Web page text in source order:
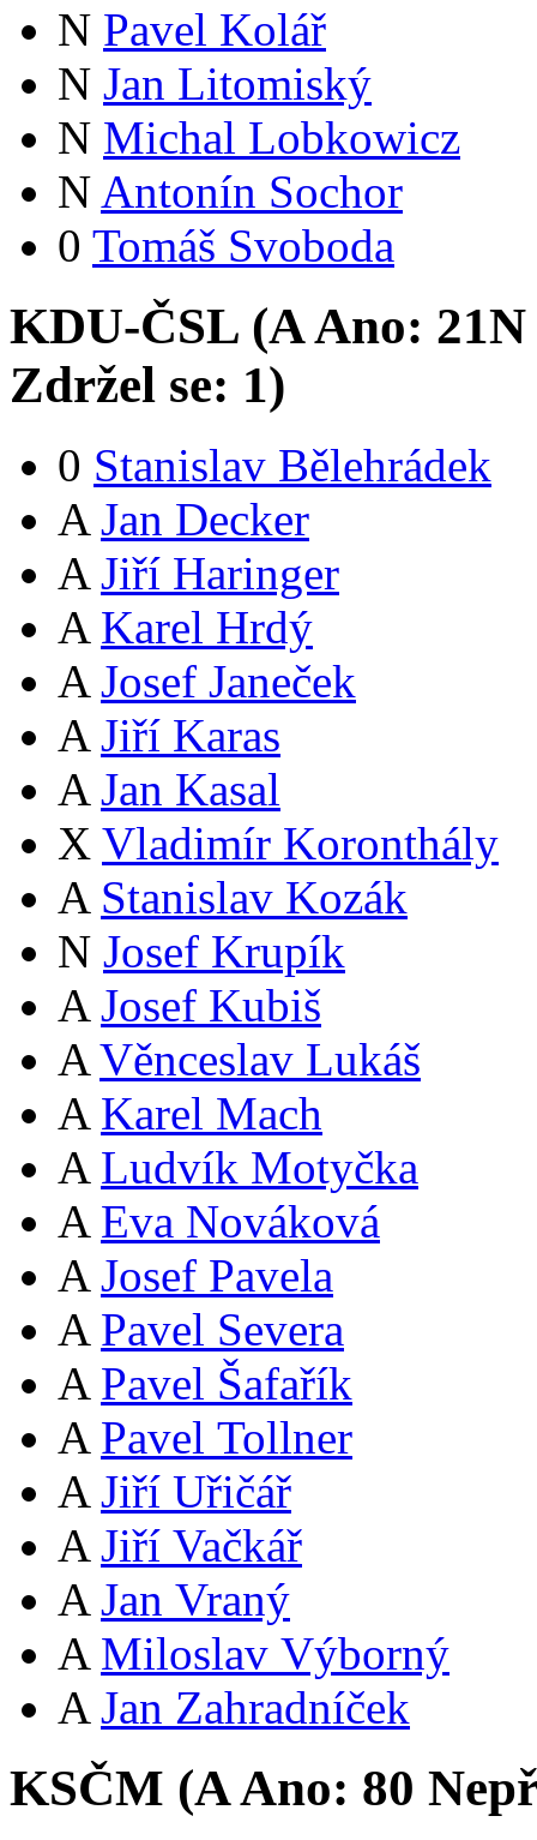
N Pavel Kolář
N Jan Litomiský
N Michal Lobkowicz
N Antonín Sochor
0 Tomáš Svoboda
KDU-ČSL (AAno: 21N
Zdržel se: 1)
0 Stanislav Bělehrádek
A Jan Decker
A Jiří Haringer
A Karel Hrdý
A Josef Janeček
A Jiří Karas
A Jan Kasal
X Vladimír Koronthály
A Stanislav Kozák
N Josef Krupík
A Josef Kubiš
A Věnceslav Lukáš
A Karel Mach
A Ludvík Motyčka
A Eva Nováková
A Josef Pavela
A Pavel Severa
A Pavel Šafařík
A Pavel Tollner
A Jiří Uřičář
A Jiří Vačkář
A Jan Vraný
A Miloslav Výborný
A Jan Zahradníček
KSČM (AAno: 80